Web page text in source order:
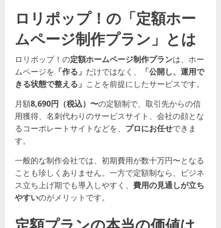
ロリポップ！の「定額ホー
ムページ制作プラン」とは
ロリポップ！の定額ホームページ制作プランは、ホー
ムページを 「作る」 だけではなく、
「公開し、運用で
きる状態で整える」 ことを前提にしたサービスです。
月額8,690円（税込）〜の定額制で、取引先からの信
用獲得、名刺代わりのサービスサイト、会社の顔とな
るコーポレートサイトなどを、 プロにお任せできま
す。
一般的な制作会社では、初期費用が数十万円〜となる
ことも珍しくありません。一方で定額制なら、ビジネ
ス立ち上げ期でも導入しやすく、 費用の見通しが立ち
やすいのがメリットです。